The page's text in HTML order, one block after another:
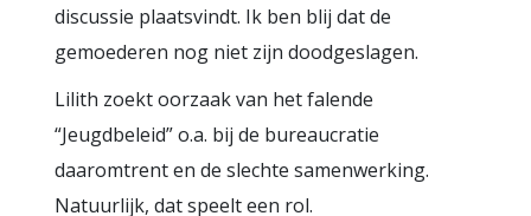
discussie plaatsvindt. Ik ben blij dat de
gemoederen nog niet zijn doodgeslagen.
Lilith zoekt oorzaak van het falende
“Jeugdbeleid” o.a. bij de bureaucratie
daaromtrent en de slechte samenwerking.
Natuurlijk, dat speelt een rol.